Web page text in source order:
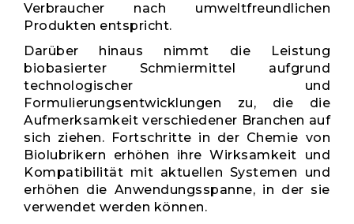
Verbraucher nach umweltfreundlichen
Produkten entspricht.
Darüber hinaus nimmt die Leistung
biobasierter Schmiermittel aufgrund
technologischer und
Formulierungsentwicklungen zu, die die
Aufmerksamkeit verschiedener Branchen auf
sich ziehen. Fortschritte in der Chemie von
Biolubrikern erhöhen ihre Wirksamkeit und
Kompatibilität mit aktuellen Systemen und
erhöhen die Anwendungsspanne, in der sie
verwendet werden können.